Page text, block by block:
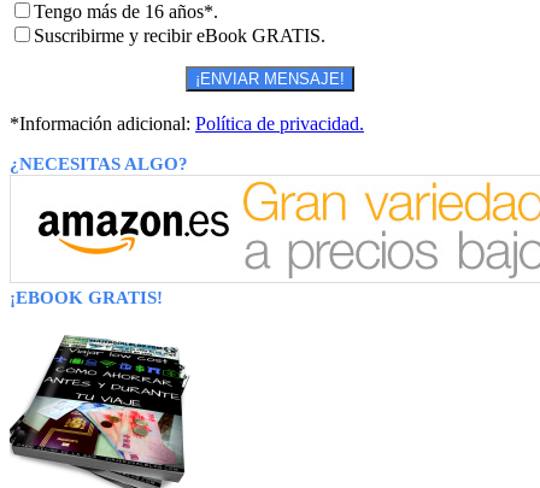
Tengo más de 16 años*.
Suscribirme y recibir eBook GRATIS.
*Información adicional: Política de privacidad.
¿NECESITAS ALGO?
¡EBOOK GRATIS!